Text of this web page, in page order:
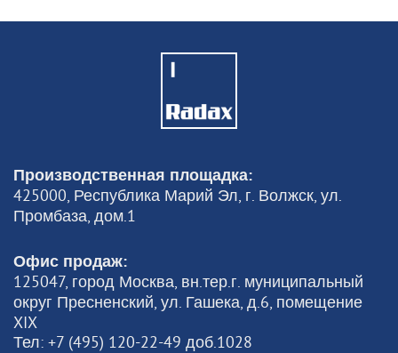
Производственная площадка:
425000, Республика Марий Эл, г. Волжск, ул.
Промбаза, дом.1
Офис продаж:
125047, город Москва, вн.тер.г. муниципальный
округ Пресненский, ул. Гашека, д.6, помещение
XIX
Тел: +7 (495) 120-22-49 доб.1028